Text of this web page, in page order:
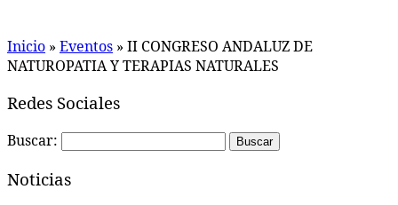
Inicio » Eventos » II CONGRESO ANDALUZ DE
NATUROPATIA Y TERAPIAS NATURALES
Redes Sociales
Buscar:
Noticias